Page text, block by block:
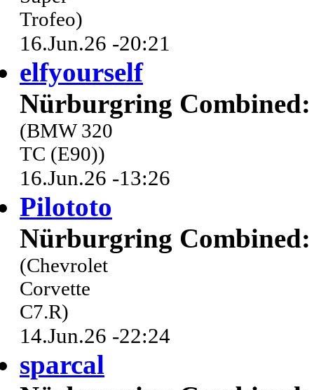
Trofeo)
16.Jun.26 -20:21
elfyourself
Nürburgring Combined:
(BMW 320
TC (E90))
16.Jun.26 -13:26
Pilototo
Nürburgring Combined:
(Chevrolet
Corvette
C7.R)
14.Jun.26 -22:24
sparcal